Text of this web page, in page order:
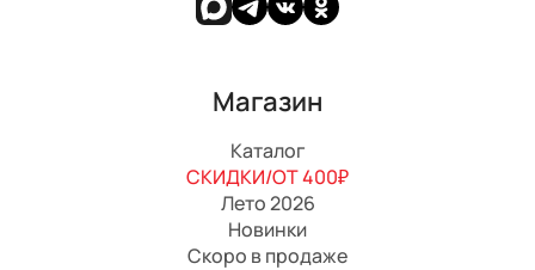
Магазин
Каталог
СКИДКИ/ОТ 400₽
Лето 2026
Новинки
Скоро в продаже